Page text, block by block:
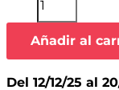
Añadir al
Del 12/12/25 al